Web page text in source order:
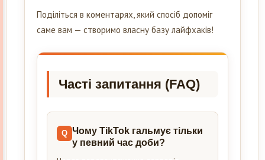
Поділіться в коментарях, який спосіб допоміг
саме вам — створимо власну базу лайфхаків!
Часті запитання (FAQ)
Чому TikTok гальмує тільки
у певний час доби?